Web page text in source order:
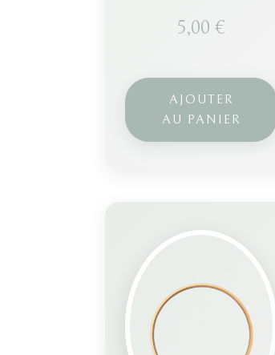
5,00€
AJOUTER
AU PANIER